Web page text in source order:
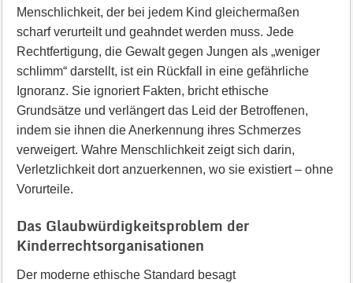
Menschlichkeit, der bei jedem Kind gleichermaßen
scharf verurteilt und geahndet werden muss. Jede
Rechtfertigung, die Gewalt gegen Jungen als „weniger
schlimm“ darstellt, ist ein Rückfall in eine gefährliche
Ignoranz. Sie ignoriert Fakten, bricht ethische
Grundsätze und verlängert das Leid der Betroffenen,
indem sie ihnen die Anerkennung ihres Schmerzes
verweigert. Wahre Menschlichkeit zeigt sich darin,
Verletzlichkeit dort anzuerkennen, wo sie existiert – ohne
Vorurteile.
Das Glaubwürdigkeitsproblem der
Kinderrechtsorganisationen
Der moderne ethische Standard besagt